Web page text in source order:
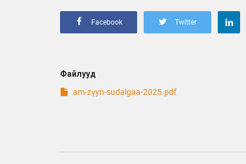
Facebook Twitter
Файлууд
am-zүyn-sudalgaa-2025.pdf